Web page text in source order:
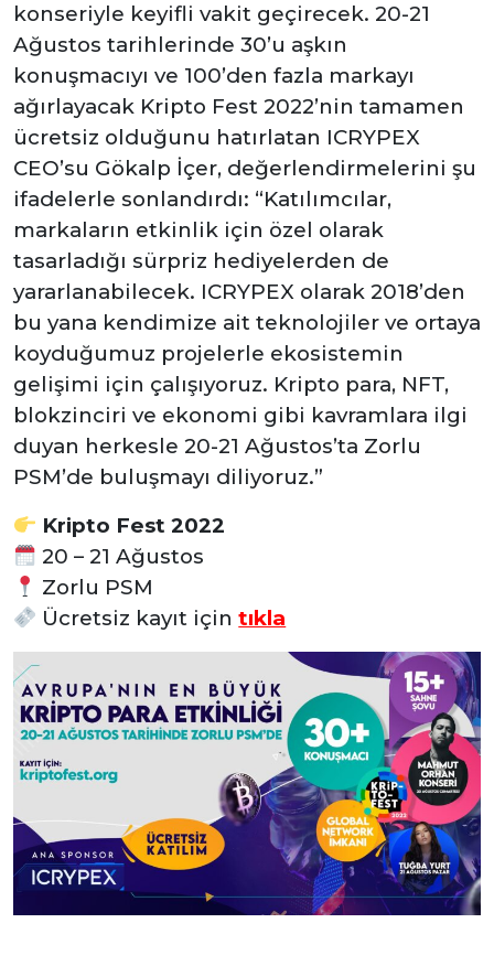
konseriyle keyifli vakit geçirecek. 20-21
Ağustos tarihlerinde 30’u aşkın
konuşmacıyı ve 100’den fazla markayı
ağırlayacak Kripto Fest 2022’nin tamamen
ücretsiz olduğunu hatırlatan ICRYPEX
CEO’su Gökalp İçer, değerlendirmelerini şu
ifadelerle sonlandırdı: “Katılımcılar,
markaların etkinlik için özel olarak
tasarladığı sürpriz hediyelerden de
yararlanabilecek. ICRYPEX olarak 2018’den
bu yana kendimize ait teknolojiler ve ortaya
koyduğumuz projelerle ekosistemin
gelişimi için çalışıyoruz. Kripto para, NFT,
blokzinciri ve ekonomi gibi kavramlara ilgi
duyan herkesle 20-21 Ağustos’ta Zorlu
PSM’de buluşmayı diliyoruz.”
Kripto Fest 2022
20 – 21 Ağustos
Zorlu PSM
Ücretsiz kayıt içintıkla